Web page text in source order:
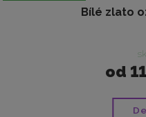
Bílé zlato
od